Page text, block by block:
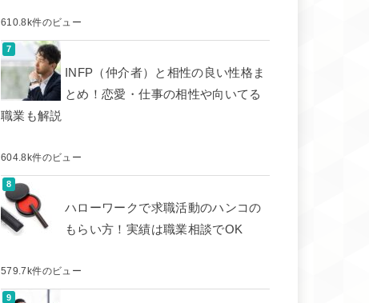
610.8k件のビュー
INFP（仲介者）と相性の良い性格ま
とめ！恋愛・仕事の相性や向いてる
職業も解説
604.8k件のビュー
ハローワークで求職活動のハンコの
もらい方！実績は職業相談でOK
579.7k件のビュー